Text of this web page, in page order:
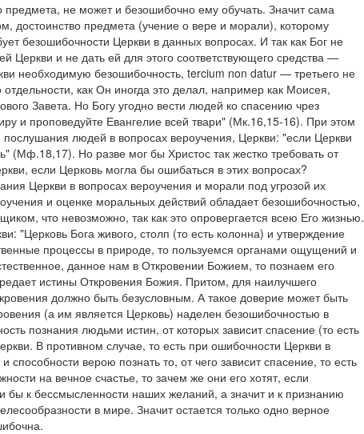
не может и безошибочно ему обучать. Значит сама
достоинство предмета (учение о вере и морали), которому
безошибочности Церкви в данных вопросах. И так как Бог не
Церкви и не дать ей для этого соответствующего средства —
необходимую безошибочность, tercium non datur — третьего не
как Он иногда это делал, например как Моисея,
Завета. Но Богу угодно вести людей ко спасению чрез
и проповедуйте Евангелие всей твари" (Мк.16,15-16). При этом
людей в вопросах вероучения, Церкви: "если Церкви
(Мф.18,17). Но разве мог бы Христос так жестко требовать от
если Церковь могла бы ошибаться в этих вопросах?
Церкви в вопросах вероучения и морали под угрозой их
и оценке моральных действий обладает безошибочностью,
что невозможно, так как это опровергается всею Его жизнью.
"Церковь Бога живого, столп (то есть колонна) и утверждение
процессы в природе, то пользуемся органами ощущений и
данное нам в Откровении Божием, то познаем его
истины Откровения Божия. Притом, для наилучшего
должно быть безусловным. А такое доверие может быть
(а им является Церковь) наделен безошибочностью в
познания людьми истин, от которых зависит спасение (то есть
В противном случае, то есть при ошибочности Церкви в
верою познать то, от чего зависит спасение, то есть
на вечное счастье, то зачем же они его хотят, если
к бессмысленности наших желаний, а значит и к признанию
в мире. Значит остается только одно верное